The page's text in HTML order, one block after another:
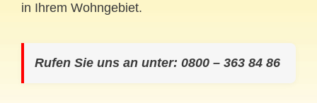
in Ihrem Wohngebiet.
Rufen Sie uns an unter: 0800 – 363 84 86